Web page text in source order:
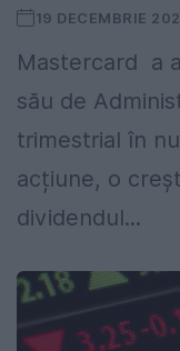
19 DECEMBRIE
Mastercard a
său de
trimestrial în
acțiune, o
dividendul...